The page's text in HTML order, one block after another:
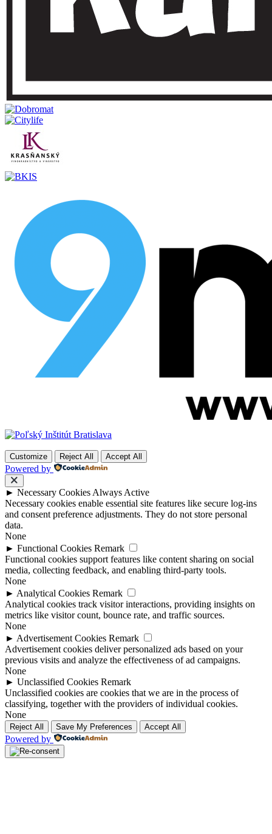
Customize Reject All Accept All
Powered by
► Necessary Cookies Always Active
Necessary cookies enable essential site features like secure log-ins
and consent preference adjustments. They do not store personal
data.
None
► Functional Cookies Remark
Functional cookies support features like content sharing on social
media, collecting feedback, and enabling third-party tools.
None
► Analytical Cookies Remark
Analytical cookies track visitor interactions, providing insights on
metrics like visitor count, bounce rate, and traffic sources.
None
► Advertisement Cookies Remark
Advertisement cookies deliver personalized ads based on your
previous visits and analyze the effectiveness of ad campaigns.
None
► Unclassified Cookies Remark
Unclassified cookies are cookies that we are in the process of
classifying, together with the providers of individual cookies.
None
Reject All Save My Preferences Accept All
Powered by